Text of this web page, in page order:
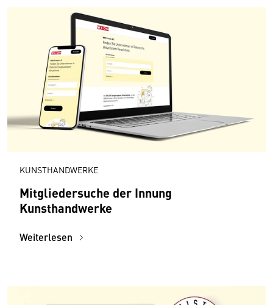
KUNSTHANDWERKE
Mitgliedersuche der Innung
Kunsthandwerke
Weiterlesen